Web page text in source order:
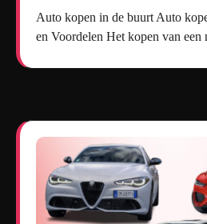
Auto kopen in de buurt Auto kopen in de buurt: Gemak
en Voordelen Het kopen van